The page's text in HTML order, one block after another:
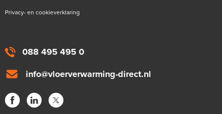
088 495 495 0
info@vloerverwarming-direct.nl
Privacy- en cookieverklaring